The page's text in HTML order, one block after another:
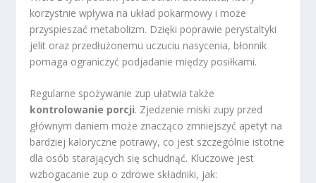
korzystnie wpływa na układ pokarmowy i może
przyspieszać metabolizm. Dzięki poprawie perystaltyki
jelit oraz przedłużonemu uczuciu nasycenia, błonnik
pomaga ograniczyć podjadanie między posiłkami.
Regularne spożywanie zup ułatwia także
kontrolowanie porcji. Zjedzenie miski zupy przed
głównym daniem może znacząco zmniejszyć apetyt na
bardziej kaloryczne potrawy, co jest szczególnie istotne
dla osób starających się schudnąć. Kluczowe jest
wzbogacanie zup o zdrowe składniki, jak: